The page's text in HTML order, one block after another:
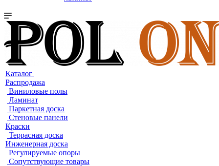
Каталог
Распродажа
Виниловые полы
Ламинат
Паркетная доска
Стеновые панели
Краски
Террасная доска
Инженерная доска
Регулируемые опоры
Сопутствующие товары